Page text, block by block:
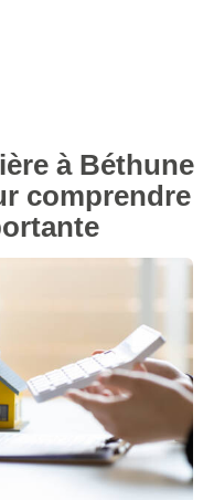
à Béthune
comprendre